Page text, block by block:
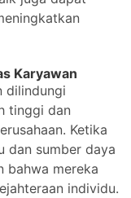
Karyawan
dilindungi
tinggi dan
Ketika
dan sumber daya
bahwa mereka
individu.